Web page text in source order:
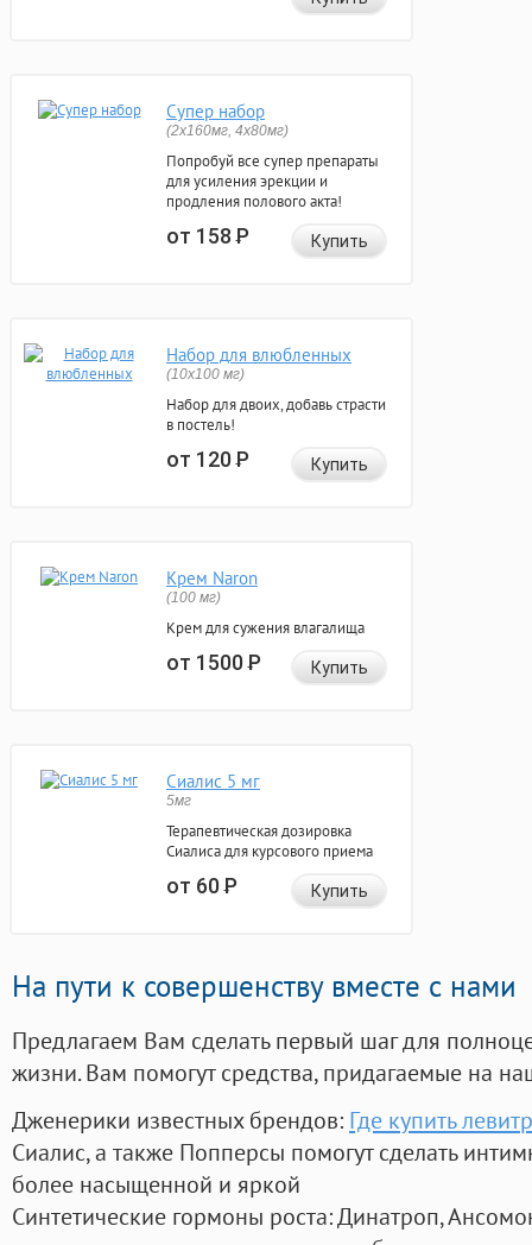
Супер набор
(2х160мг, 4х80мг)
Попробуй все супер препараты
для усиления эрекции и
продления полового акта!
от 158Р Купить
Набор для влюбленных
(10х100 мг)
Набор для двоих, добавь страсти
в постель!
от 120Р Купить
Крем Naron
(100 мг)
Крем для сужения влагалища
от 1500Р Купить
Сиалис 5 мг
5мг
Терапевтическая дозировка
Сиалиса для курсового приема
от 60Р Купить
На пути к совершенству вместе с нами
Предлагаем Вам сделать первый шаг для
жизни. Вам помогут средства, придагаемые на
Дженерики известных брендов: Где купить
Сиалис, а также Попперсы помогут сделать
более насыщенной и яркой
Синтетические гормоны роста: Динатроп,